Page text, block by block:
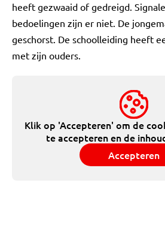
heeft gezwaaid of gedreigd.
bedoelingen zijn er niet. De
geschorst. De schoolleiding heeft
met zijn ouders.
Klik op 'Accepteren' om de
te accepteren en de
Accepteren